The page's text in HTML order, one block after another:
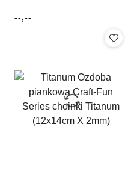
Cena:
--,--